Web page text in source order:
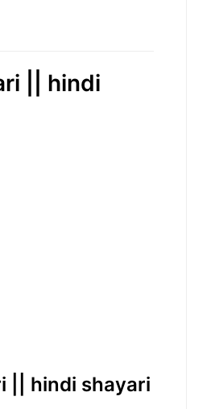
|| hindi
|| hindi shayari